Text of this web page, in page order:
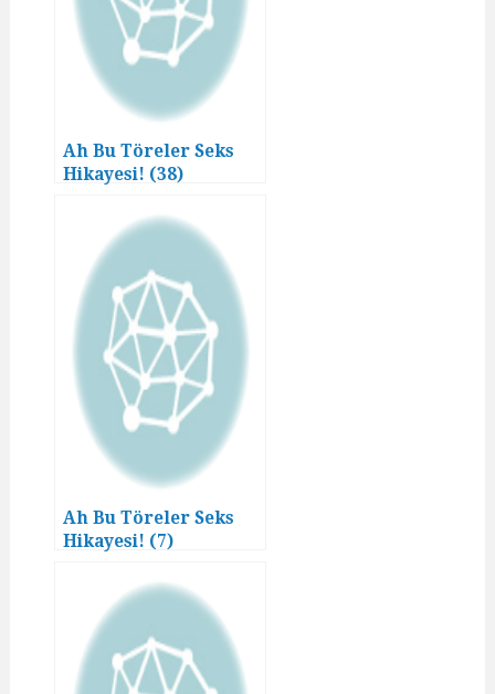
Ah Bu Töreler Seks
Hikayesi! (38)
Ah Bu Töreler Seks
Hikayesi! (7)